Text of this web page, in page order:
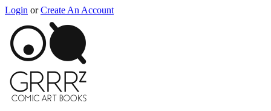
Login or Create An Account